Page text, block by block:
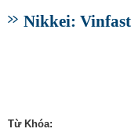
Nikkei:
Từ Khóa: